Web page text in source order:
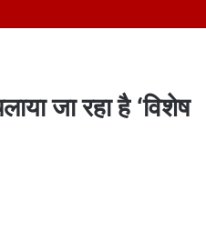
जा रहा है ‘विशेष